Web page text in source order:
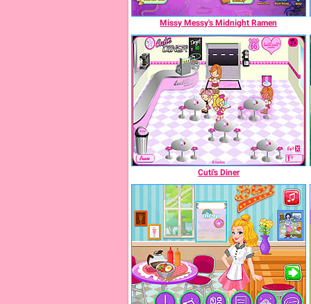
Missy Messy's Midnight Ramen
Cuti's Diner